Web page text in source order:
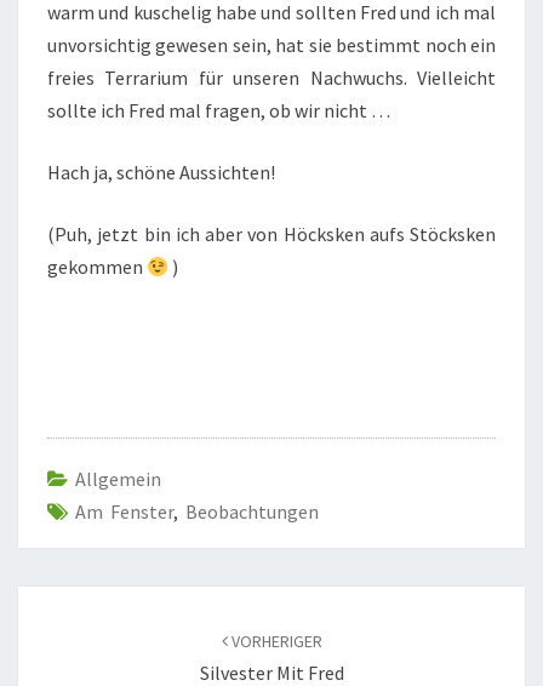
warm und kuschelig habe und sollten Fred und ich mal
unvorsichtig gewesen sein, hat sie bestimmt noch ein
freies Terrarium für unseren Nachwuchs. Vielleicht
sollte ich Fred mal fragen, ob wir nicht …
Hach ja, schöne Aussichten!
(Puh, jetzt bin ich aber von Höcksken aufs Stöcksken
gekommen
)
Allgemein
Am Fenster, Beobachtungen
VORHERIGER
Silvester Mit Fred